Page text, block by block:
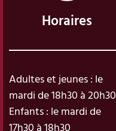
Horaires
Adultes et jeunes : le
mardi de 18h30 à 20h30
Enfants : le mardi de